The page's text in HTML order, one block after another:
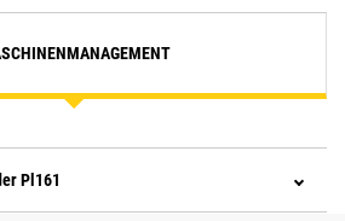
Pl161